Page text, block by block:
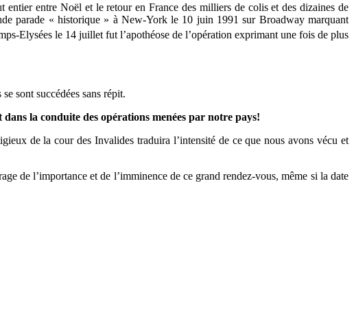
entre Noël et le retour en France des milliers de colis et des dizaines de
parade « historique » à New-York le 10 juin 1991 sur Broadway marquant
Elysées le 14 juillet fut l’apothéose de l’opération exprimant une fois de plus
sont succédées sans répit.
la conduite des opérations menées par notre pays!
de la cour des Invalides traduira l’intensité de ce que nous avons vécu et
de l’importance et de l’imminence de ce grand rendez-vous, même si la date